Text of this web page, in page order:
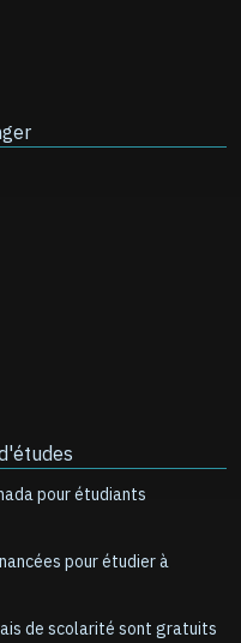
pour étudiants
pour étudier à
de scolarité sont gratuits